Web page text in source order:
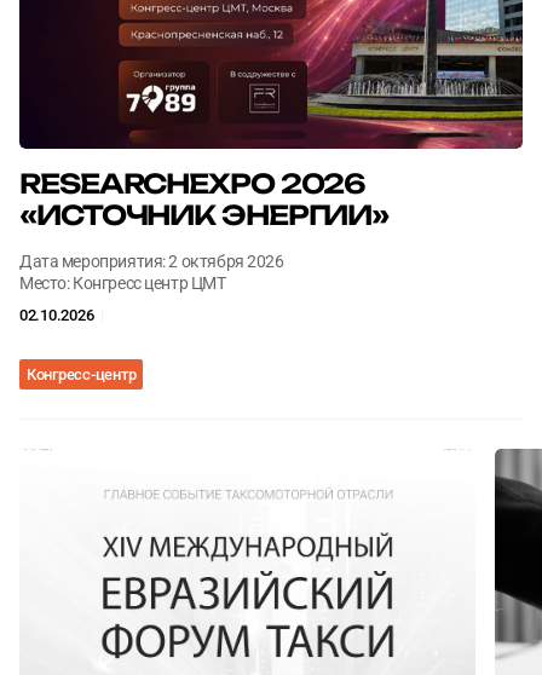
RESEARCHEXPO 2026
«ИСТОЧНИК ЭНЕРГИИ»
Дата мероприятия: 2 октября 2026
Место: Конгресс центр ЦМТ
02.10.2026
Конгресс-центр
Согласен сполитикой конфиденциальности
ОТПРАВИТЬ
Согласен сполитикой конфиденциальности
ОТПРАВИТЬ